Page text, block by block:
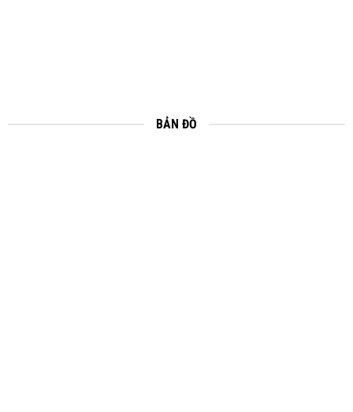
BẢN ĐỒ